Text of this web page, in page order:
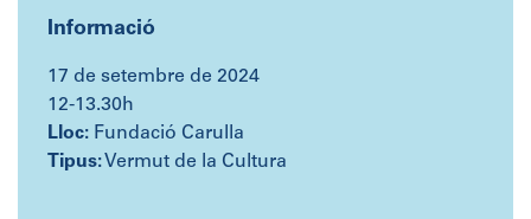
Informació
17 de setembre de 2024
12-13.30h
Lloc: Fundació Carulla
Tipus:Vermut de la Cultura